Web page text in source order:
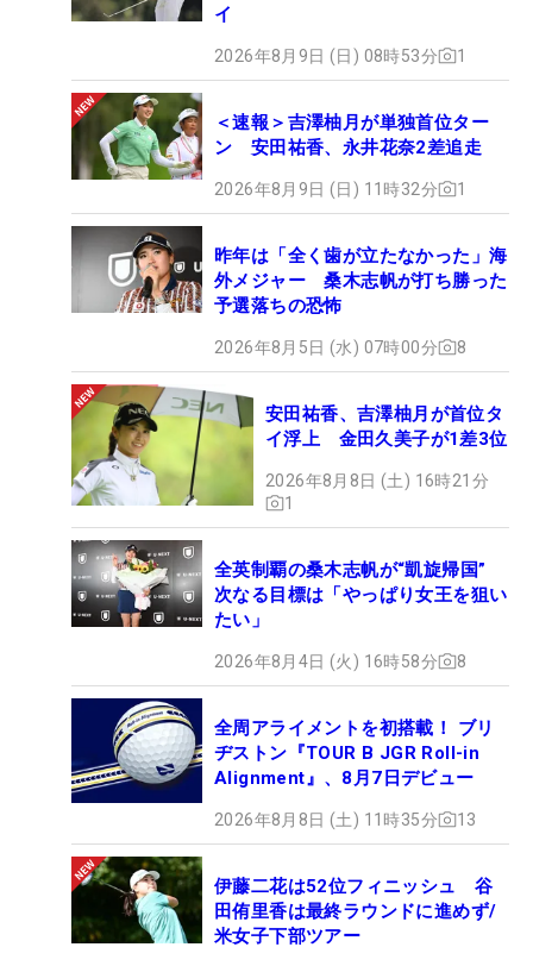
イ
2026年8月9日 (日) 08時53分 1
＜速報＞吉澤柚月が単独首位ター
ン 安田祐香、永井花奈2差追走
2026年8月9日 (日) 11時32分 1
昨年は「全く歯が立たなかった」海
外メジャー 桑木志帆が打ち勝った
予選落ちの恐怖
2026年8月5日 (水) 07時00分 8
安田祐香、吉澤柚月が首位タ
イ浮上 金田久美子が1差3位
2026年8月8日 (土) 16時21分
1
全英制覇の桑木志帆が“凱旋帰国”
次なる目標は「やっぱり女王を狙い
たい」
2026年8月4日 (火) 16時58分 8
全周アライメントを初搭載！ ブリ
ヂストン『TOUR B JGR Roll-in
Alignment』、8月7日デビュー
2026年8月8日 (土) 11時35分 13
伊藤二花は52位フィニッシュ 谷
田侑里香は最終ラウンドに進めず/
米女子下部ツアー